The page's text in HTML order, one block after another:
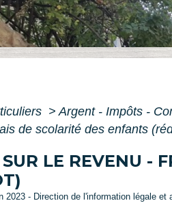
> Argent - Impôts -
de scolarité des enfants
LE REVENU -
2023 - Direction de l'information légale et